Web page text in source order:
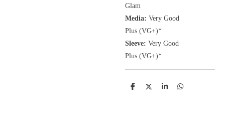
Glam
Media: Very Good
Plus (VG+)*
Sleeve: Very Good
Plus (VG+)*
D
D
S
D